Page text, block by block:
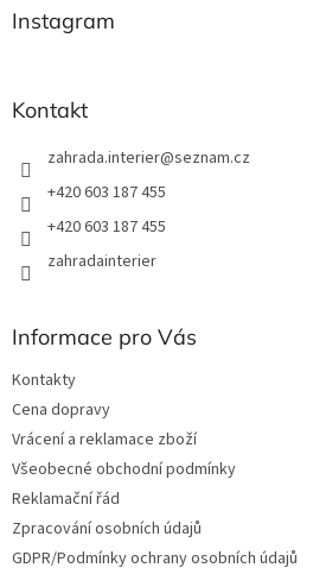
Instagram
Kontakt
zahrada.interier@seznam.cz
+420 603 187 455
+420 603 187 455
zahradainterier
Informace pro Vás
Kontakty
Cena dopravy
Vrácení a reklamace zboží
Všeobecné obchodní podmínky
Reklamační řád
Zpracování osobních údajů
GDPR/Podmínky ochrany osobních údajů